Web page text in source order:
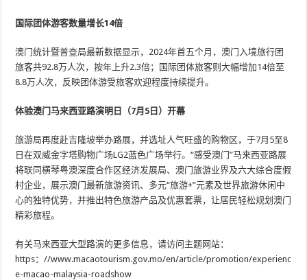
国际团体游客数量增长14倍
澳门统计暨普查局最新数据显示，2024年首五个月，澳门入境旅行团
旅客共92.8万人次，按年上升2.3倍；国际团体旅客则大幅增加14倍至
8.8万人次，反映团体游受旅客欢迎程度持续提升。
体验澳门马来西亚路演明日（7月5日）开幕
旅游局再度赴吉隆坡举办路展，并选址人气旺盛的购物区，于7月5至8
日在双威金字塔购物广场LG2蓝色广场举行。“感受澳门”马来西亚路展
将联同横琴粤澳深度合作区经济发展局、澳门旅游业界及六大综合度假
村企业，展示澳门最新旅游资讯、多元“旅游+”元素及世界旅游休闲中
心的独特优势，并推出特色旅游产品及优惠套票，让居民轻松规划澳门
精彩旅程。
有关马来西亚大型路演的更多信息，请访问主题网站：
https：//www.macaotourism.gov.mo/en/article/promotion/experienc
e-macao-malaysia-roadshow